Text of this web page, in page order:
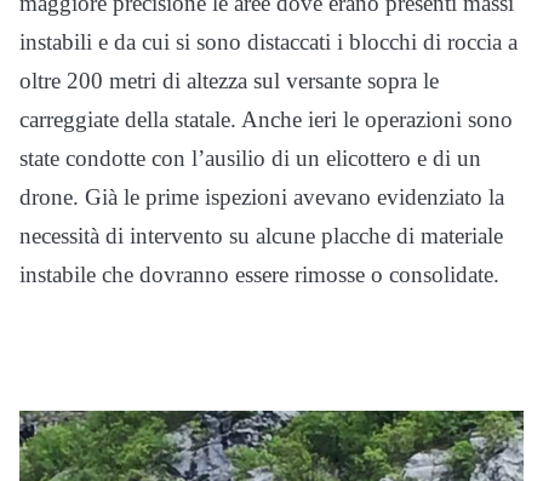
instabili e da cui si sono distaccati i blocchi di roccia a
oltre 200 metri di altezza sul versante sopra le
carreggiate della statale. Anche ieri le operazioni sono
state condotte con l’ausilio di un elicottero e di un
drone. Già le prime ispezioni avevano evidenziato la
necessità di intervento su alcune placche di materiale
instabile che dovranno essere rimosse o consolidate.